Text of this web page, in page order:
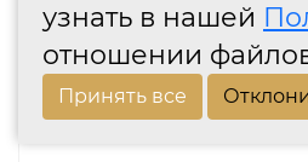
узнать в нашей
отношении
Принять все